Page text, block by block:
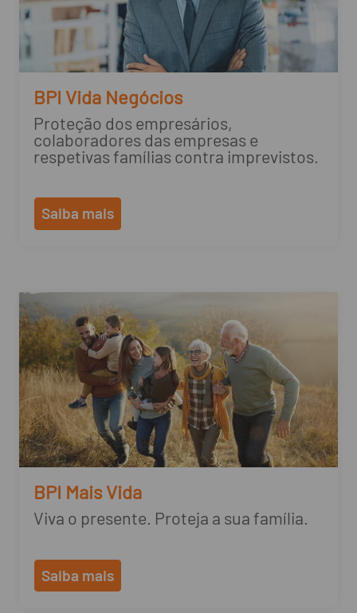
BPI Vida Negócios
Proteção dos empresários,
colaboradores das empresas e
respetivas famílias contra imprevistos.
Saiba mais
BPI Mais Vida
Viva o presente. Proteja a sua família.
Saiba mais